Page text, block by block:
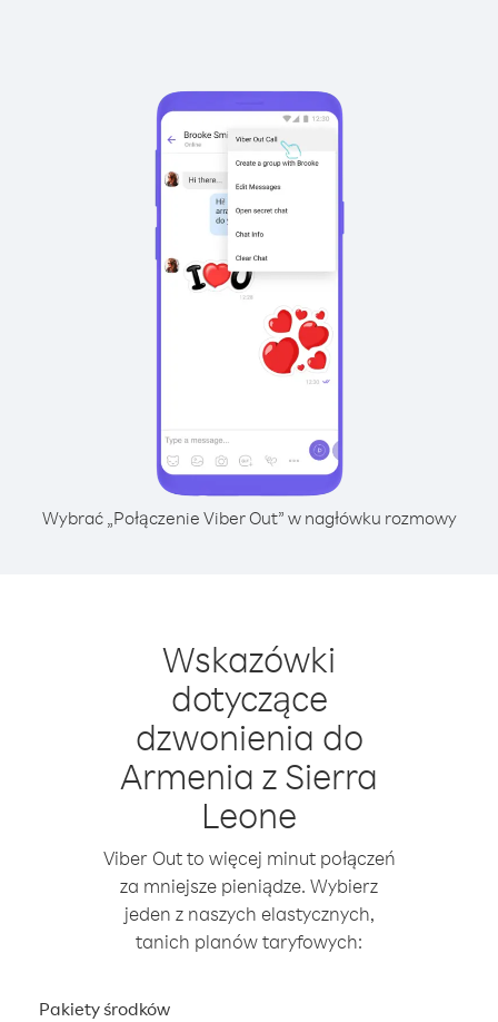
Wybrać „Połączenie Viber Out” w nagłówku rozmowy
Wskazówki
dotyczące
dzwonienia do
Armenia z Sierra
Leone
Viber Out to więcej minut połączeń
za mniejsze pieniądze. Wybierz
jeden z naszych elastycznych,
tanich planów taryfowych:
Pakiety środków